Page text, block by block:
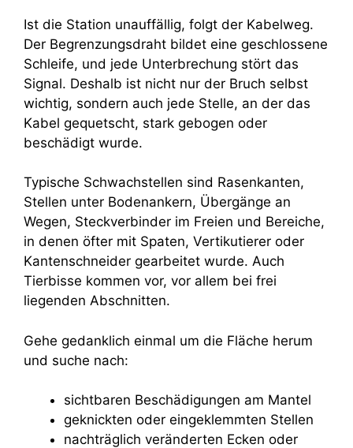
Ist die Station unauffällig, folgt der Kabelweg.
Der Begrenzungsdraht bildet eine geschlossene
Schleife, und jede Unterbrechung stört das
Signal. Deshalb ist nicht nur der Bruch selbst
wichtig, sondern auch jede Stelle, an der das
Kabel gequetscht, stark gebogen oder
beschädigt wurde.
Typische Schwachstellen sind Rasenkanten,
Stellen unter Bodenankern, Übergänge an
Wegen, Steckverbinder im Freien und Bereiche,
in denen öfter mit Spaten, Vertikutierer oder
Kantenschneider gearbeitet wurde. Auch
Tierbisse kommen vor, vor allem bei frei
liegenden Abschnitten.
Gehe gedanklich einmal um die Fläche herum
und suche nach:
sichtbaren Beschädigungen am Mantel
geknickten oder eingeklemmten Stellen
nachträglich veränderten Ecken oder